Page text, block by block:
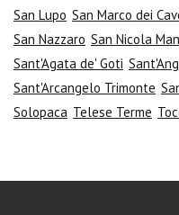
San Lupo San Marco dei
San Nazzaro San Nicola
Sant'Agata de' Goti
Sant'Arcangelo Trimonte
Solopaca Telese Terme